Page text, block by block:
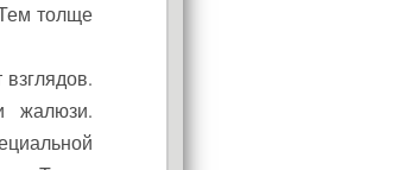
окно и получи
подарочный
на сумму
толще
жалюзи.